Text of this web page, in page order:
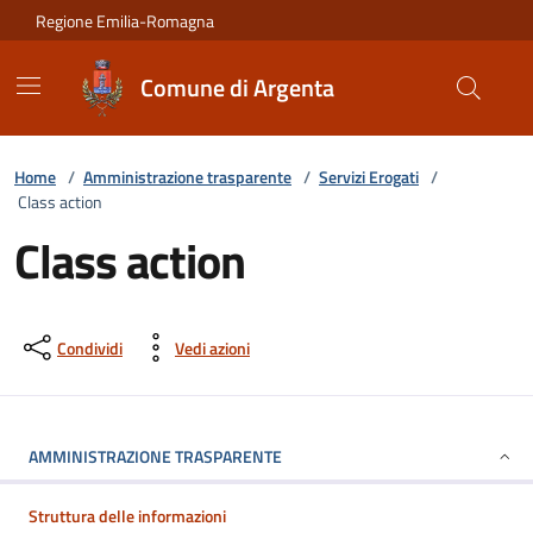
Vai ai contenuti
Vai al footer
Regione Emilia-Romagna
Comune di Argenta
Home / Amministrazione trasparente / Servizi Erogati /
Class action
Class action
Condividi Vedi azioni
AMMINISTRAZIONE TRASPARENTE
Struttura delle informazioni